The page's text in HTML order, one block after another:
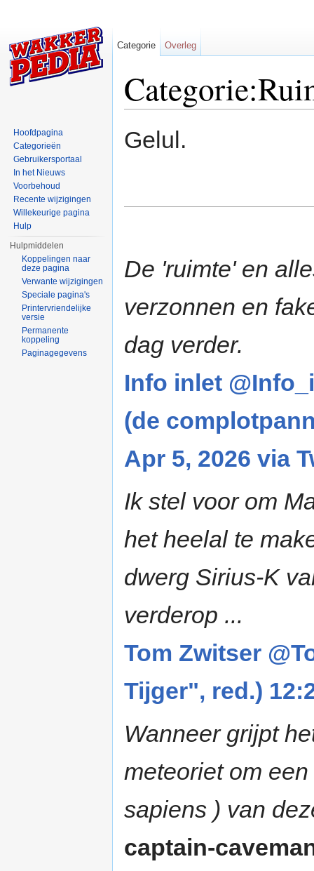
Gelul.
De 'ruimte' en
verzonnen en
dag verder.
Info inlet
(de
Apr 5, 2026 via
Ik stel voor om
het heelal te
dwerg Sirius-K
verderop ...
Tom Zwitser
Tijger", red.)
Wanneer grijpt
meteoriet om
sapiens ) van
captain-
Categorie Overleg
Hoofdpagina
Categorieën
Gebruikersportaal
In het Nieuws
Voorbehoud
Recente wijzigingen
Willekeurige pagina
Hulp
Hulpmiddelen
Koppelingen naar
deze pagina
Verwante wijzigingen
Speciale pagina's
Printervriendelijke
versie
Permanente
koppeling
Paginagegevens